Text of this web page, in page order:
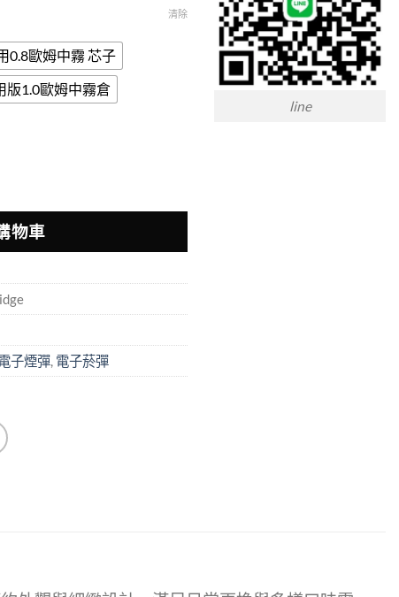
0.8歐姆中霧 芯子
版1.0歐姆中霧倉
清除
拉德一代專用 穩定霧化 數量
物車
子煙彈, 電子菸彈
line